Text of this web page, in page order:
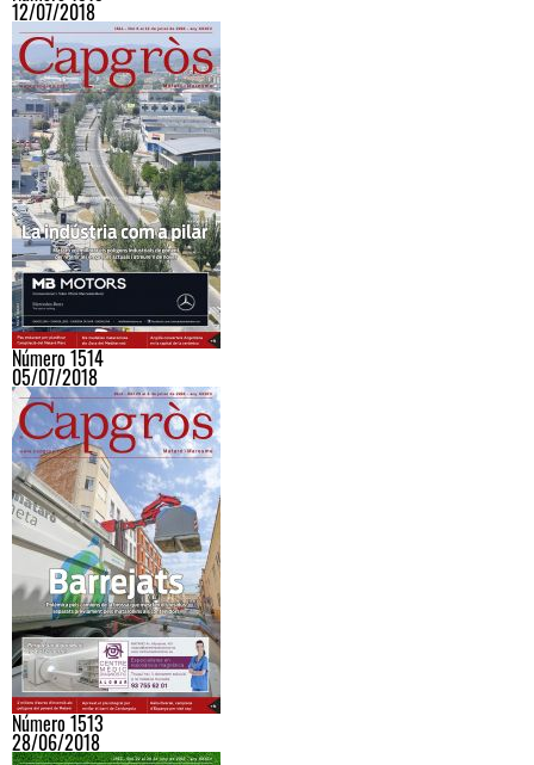
12/07/2018
Número 1514
05/07/2018
Número 1513
28/06/2018